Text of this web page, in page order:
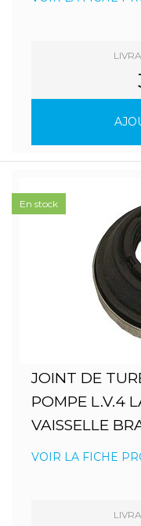
JOINT DE
POMPE L.V.4
VAISSELLE
VOIR LA FICHE
En stock